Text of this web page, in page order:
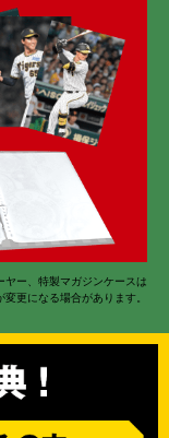
ー、特製マガジンケースは
変更になる場合があります。